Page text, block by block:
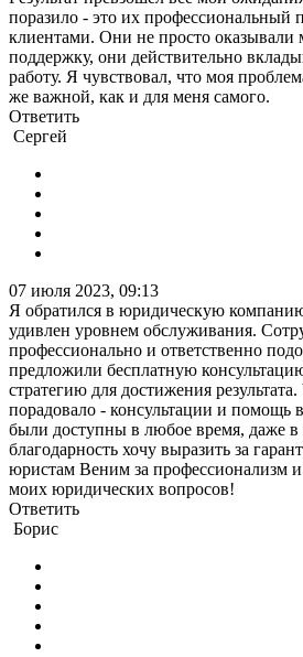
поразило - это их профессиональный
клиентами. Они не просто
поддержку, они действительно
работу. Я чувствовал, что моя
же важной, как и для меня самого.
Ответить
Сергей
07 июля 2023, 09:13
Я обратился в юридическую
удивлен уровнем обслуживания.
профессионально и ответственно
предложили бесплатную
стратегию для достижения
порадовало - консультации и
были доступны в любое время, даже
благодарность хочу выразить за
юристам Веним за профессионализм
моих юридических вопросов!
Ответить
Борис